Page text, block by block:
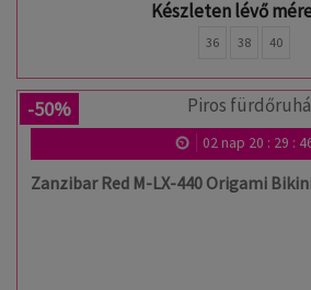
Készleten lévő
36 38 40
-50%
02 nap 20 : 29 :
Zanzibar Red M-LX-440 Origami